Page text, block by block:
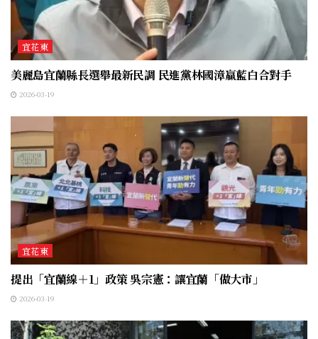
宜花東
美麗島宜蘭縣長選舉最新民調 民進黨林國漳贏藍白合對手
2026-03-19
宜花東
提出「宜蘭線＋1」政策 吳宗憲：讓宜蘭「做大市」
2026-03-19